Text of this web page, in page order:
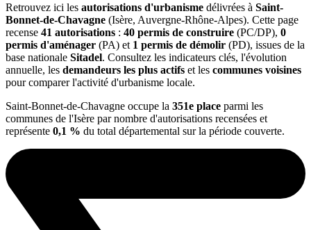
Retrouvez ici les autorisations d'urbanisme délivrées à Saint-
Bonnet-de-Chavagne (Isère, Auvergne-Rhône-Alpes). Cette page
recense 41 autorisations : 40 permis de construire (PC/DP), 0
permis d'aménager (PA) et 1 permis de démolir (PD), issues de la
base nationale Sitadel. Consultez les indicateurs clés, l'évolution
annuelle, les demandeurs les plus actifs et les communes voisines
pour comparer l'activité d'urbanisme locale.
Saint-Bonnet-de-Chavagne occupe la 351e place parmi les
communes de l'Isère par nombre d'autorisations recensées et
représente 0,1 % du total départemental sur la période couverte.